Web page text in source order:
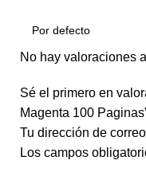
No hay valoraciones
Sé el primero en
Magenta 100
Tu dirección de
Los campos